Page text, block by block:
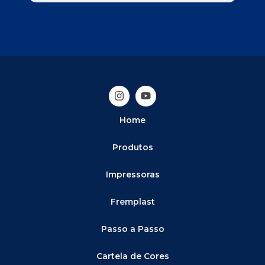
Home
Produtos
Impressoras
Fremplast
Passo a Passo
Cartela de Cores